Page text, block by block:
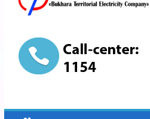
“Buxoro
hududiy
elektr